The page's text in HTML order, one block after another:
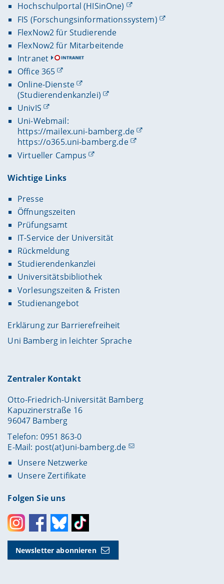
Hochschulportal (HISinOne)
FIS (Forschungsinformationssystem)
FlexNow2 für Studierende
FlexNow2 für Mitarbeitende
Intranet
Office 365
Online-Dienste
(Studierendenkanzlei)
UnivIS
Uni-Webmail:
https://mailex.uni-bamberg.de
https://o365.uni-bamberg.de
Virtueller Campus
Wichtige Links
Presse
Öffnungszeiten
Prüfungsamt
IT-Service der Universität
Rückmeldung
Studierendenkanzlei
Universitätsbibliothek
Vorlesungszeiten & Fristen
Studienangebot
Erklärung zur Barrierefreiheit
Uni Bamberg in leichter Sprache
Zentraler Kontakt
Otto-Friedrich-Universität Bamberg
Kapuzinerstraße 16
96047 Bamberg
Telefon: 0951 863-0
E-Mail: post(at)uni-bamberg.de
Unsere Netzwerke
Unsere Zertifikate
Folgen Sie uns
InstagramFacebookBlueskyToktok
Newsletter abonnieren